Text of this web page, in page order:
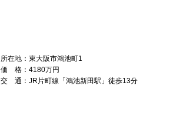
所在地：東大阪市鴻池町1
価 格：4180万円
交 通：JR片町線「鴻池新田駅」徒歩13分